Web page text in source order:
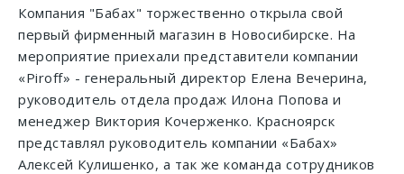
Компания "Бабах" торжественно открыла свой
первый фирменный магазин в Новосибирске. На
мероприятие приехали представители компании
«Piroff» - генеральный директор Елена Вечерина,
руководитель отдела продаж Илона Попова и
менеджер Виктория Кочерженко. Красноярск
представлял руководитель компании «Бабах»
Алексей Кулишенко, а так же команда сотрудников